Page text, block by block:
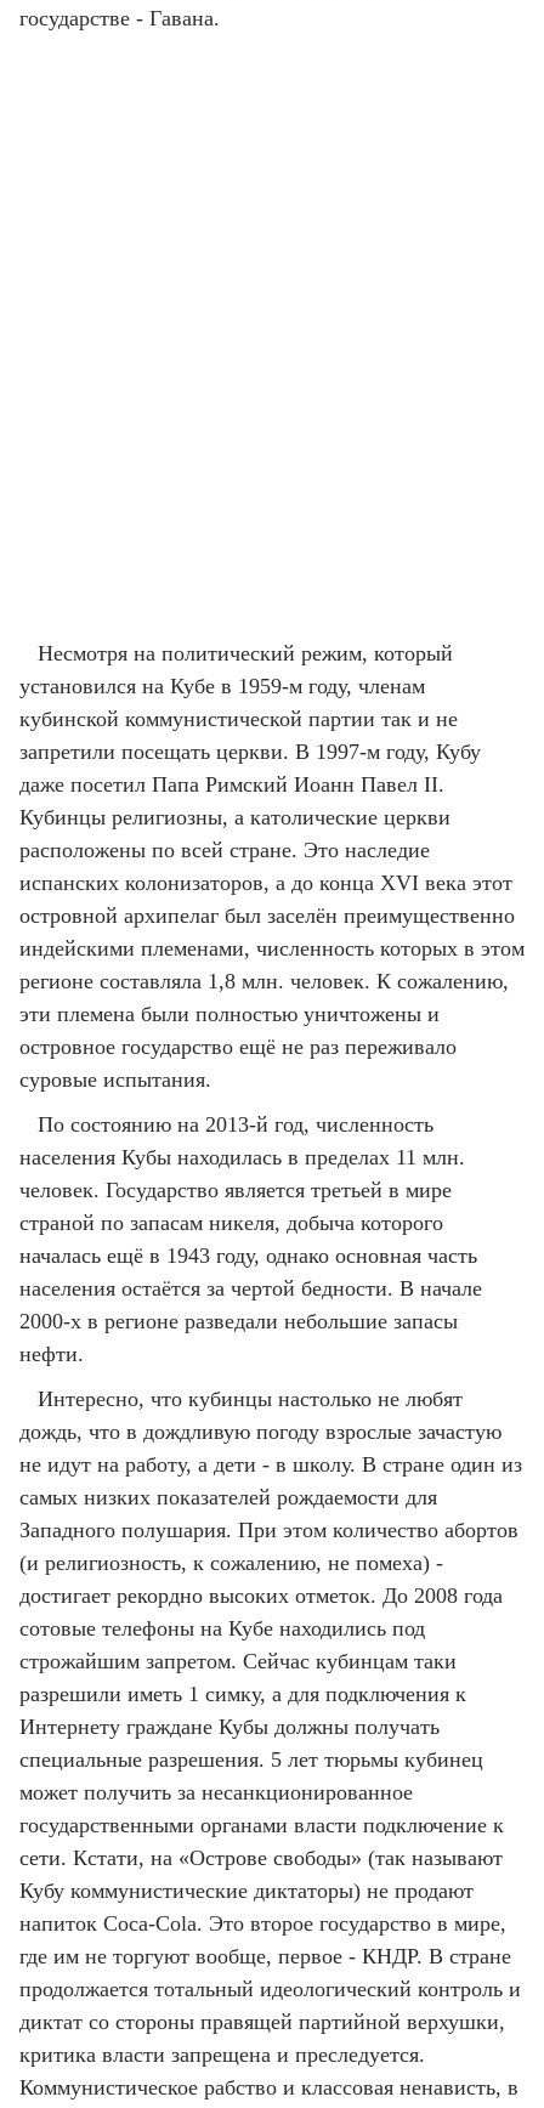
государстве - Гавана.
Несмотря на политический режим, который
установился на Кубе в 1959-м году, членам
кубинской коммунистической партии так и не
запретили посещать церкви. В 1997-м году, Кубу
даже посетил Папа Римский Иоанн Павел II.
Кубинцы религиозны, а католические церкви
расположены по всей стране. Это наследие
испанских колонизаторов, а до конца XVI века этот
островной архипелаг был заселён преимущественно
индейскими племенами, численность которых в этом
регионе составляла 1,8 млн. человек. К сожалению,
эти племена были полностью уничтожены и
островное государство ещё не раз переживало
суровые испытания.
По состоянию на 2013-й год, численность
населения Кубы находилась в пределах 11 млн.
человек. Государство является третьей в мире
страной по запасам никеля, добыча которого
началась ещё в 1943 году, однако основная часть
населения остаётся за чертой бедности. В начале
2000-х в регионе разведали небольшие запасы
нефти.
Интересно, что кубинцы настолько не любят
дождь, что в дождливую погоду взрослые зачастую
не идут на работу, а дети - в школу. В стране один из
самых низких показателей рождаемости для
Западного полушария. При этом количество абортов
(и религиозность, к сожалению, не помеха) -
достигает рекордно высоких отметок. До 2008 года
сотовые телефоны на Кубе находились под
строжайшим запретом. Сейчас кубинцам таки
разрешили иметь 1 симку, а для подключения к
Интернету граждане Кубы должны получать
специальные разрешения. 5 лет тюрьмы кубинец
может получить за несанкционированное
государственными органами власти подключение к
сети. Кстати, на «Острове свободы» (так называют
Кубу коммунистические диктаторы) не продают
напиток Coca-Cola. Это второе государство в мире,
где им не торгуют вообще, первое - КНДР. В стране
продолжается тотальный идеологический контроль и
диктат со стороны правящей партийной верхушки,
критика власти запрещена и преследуется.
Коммунистическое рабство и классовая ненависть, в